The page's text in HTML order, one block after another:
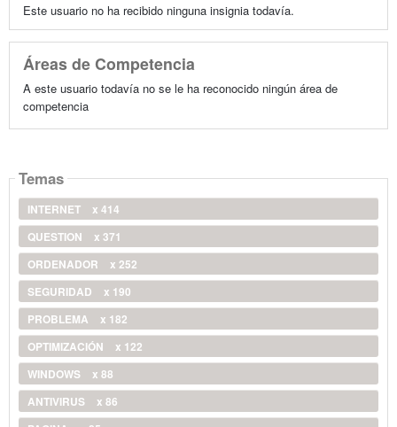
Este usuario no ha recibido ninguna insignia todavía.
Áreas de Competencia
A este usuario todavía no se le ha reconocido ningún área de
competencia
Temas
INTERNET
x 414
QUESTION
x 371
ORDENADOR
x 252
SEGURIDAD
x 190
PROBLEMA
x 182
OPTIMIZACIÓN
x 122
WINDOWS
x 88
ANTIVIRUS
x 86